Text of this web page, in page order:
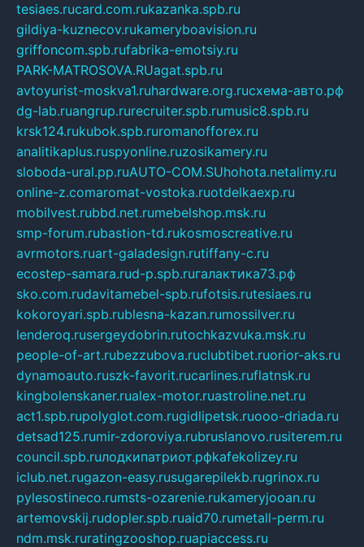
tesiaes.rucard.com.rukazanka.spb.ru
gildiya-kuznecov.rukameryboavision.ru
griffoncom.spb.rufabrika-emotsiy.ru
PARK-MATROSOVA.RUagat.spb.ru
avtoyurist-moskva1.ruhardware.org.ruсхема-авто.рф
dg-lab.ruangrup.rurecruiter.spb.rumusic8.spb.ru
krsk124.rukubok.spb.ruromanofforex.ru
analitikaplus.ruspyonline.ruzosikamery.ru
sloboda-ural.pp.ruAUTO-COM.SUhohota.netalimy.ru
online-z.comaromat-vostoka.ruotdelkaexp.ru
mobilvest.rubbd.net.rumebelshop.msk.ru
smp-forum.rubastion-td.rukosmoscreative.ru
avrmotors.ruart-galadesign.rutiffany-c.ru
ecostep-samara.rud-p.spb.ruгалактика73.рф
sko.com.rudavitamebel-spb.rufotsis.rutesiaes.ru
kokoroyari.spb.rublesna-kazan.rumossilver.ru
lenderoq.rusergeydobrin.rutochkazvuka.msk.ru
people-of-art.rubezzubova.ruclubtibet.ruorior-aks.ru
dynamoauto.ruszk-favorit.rucarlines.ruflatnsk.ru
kingbolenskaner.rualex-motor.ruastroline.net.ru
act1.spb.rupolyglot.com.rugidlipetsk.ruooo-driada.ru
detsad125.rumir-zdoroviya.rubruslanovo.rusiterem.ru
council.spb.ruлодкипатриот.рфkafekolizey.ru
iclub.net.rugazon-easy.rusugarepilekb.rugrinox.ru
pylesostineco.rumsts-ozarenie.rukameryjooan.ru
artemovskij.rudopler.spb.ruaid70.rumetall-perm.ru
ndm.msk.ruratingzooshop.ruapiaccess.ru